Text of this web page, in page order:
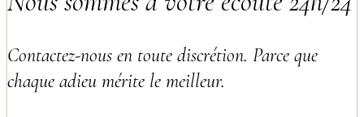
Contactez-nous en toute discrétion. Parce que
chaque adieu mérite le meilleur.